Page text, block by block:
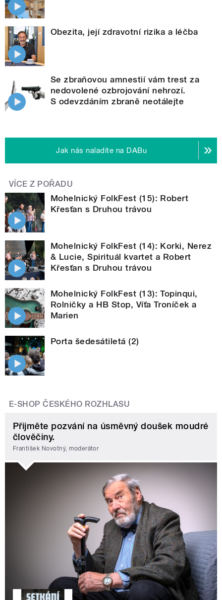
Obezita, její zdravotní rizika a léčba
Se zbraňovou amnestií vám trest za
nedovolené ozbrojování nehrozí.
S odevzdáním zbraně neotálejte
Jak nás naladíte na DABu
VÍCE Z POŘADU
Mohelnický FolkFest (15): Robert
Křesťan s Druhou trávou
Mohelnický FolkFest (14): Korki, Nerez
& Lucie, Spirituál kvartet a Robert
Křesťan s Druhou trávou
Mohelnický FolkFest (13): Topinqui,
Rolničky a HB Stop, Víťa Troníček a
Marien
Porta šedesátiletá (2)
E-SHOP ČESKÉHO ROZHLASU
Přijměte pozvání na úsměvný doušek moudré
člověčiny.
František Novotný, moderátor